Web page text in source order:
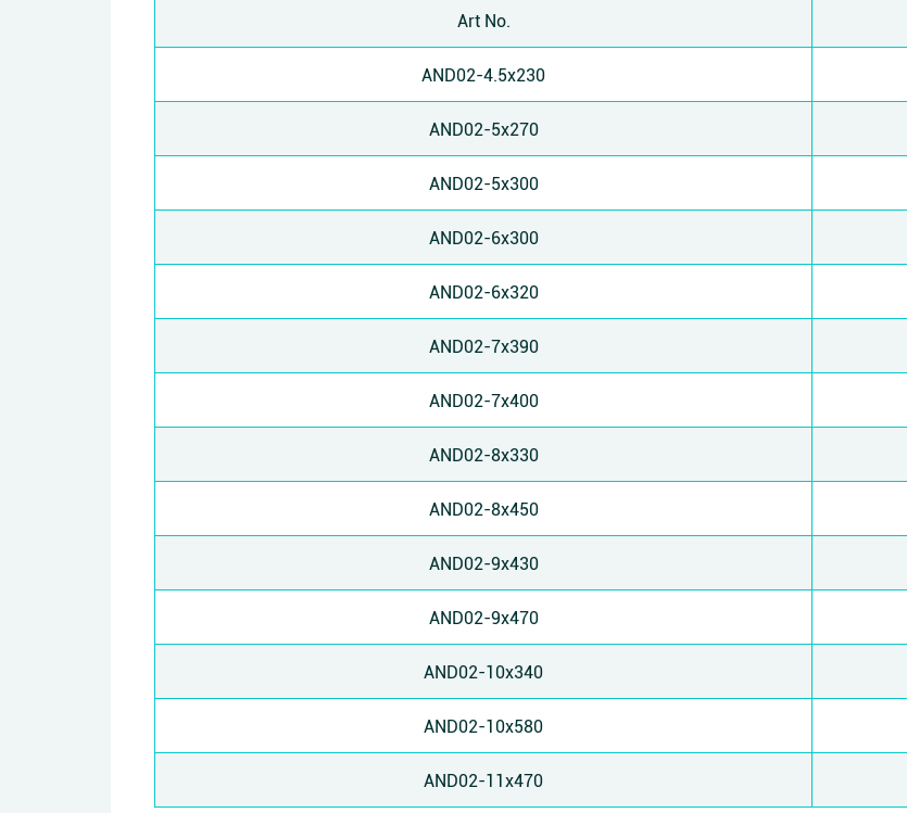
Art No.
AND02-4.5x230
AND02-5x270
AND02-5x300
AND02-6x300
AND02-6x320
AND02-7x390
AND02-7x400
AND02-8x330
AND02-8x450
AND02-9x430
AND02-9x470
AND02-10x340
AND02-10x580
AND02-11x470